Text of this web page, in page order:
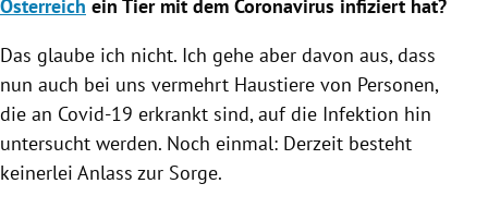
Österreich ein Tier mit dem Coronavirus infiziert hat?
Das glaube ich nicht. Ich gehe aber davon aus, dass
nun auch bei uns vermehrt Haustiere von Personen,
die an Covid-19 erkrankt sind, auf die Infektion hin
untersucht werden. Noch einmal: Derzeit besteht
keinerlei Anlass zur Sorge.